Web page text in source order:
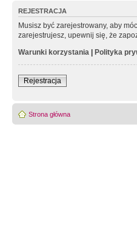
REJESTRACJA
Musisz być zarejestrowany, aby
zarejestrujesz, upewnij się, że
Warunki korzystania | Polityka
Rejestracja
Strona główna